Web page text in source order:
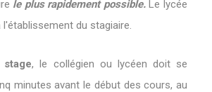
le plus rapidement possible.Le lycée
du stagiaire.
, le collégien ou lycéen doit se
minutes avant le début des cours, au